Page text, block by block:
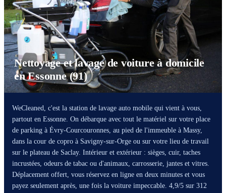
Nettoyage et lavage de voiture à domicile
en Essonne (91)
WeCleaned, c'est la station de lavage auto mobile qui vient à vous,
partout en Essonne. On débarque avec tout le matériel sur votre place
de parking à Évry-Courcouronnes, au pied de l'immeuble à Massy,
dans la cour de copro à Savigny-sur-Orge ou sur votre lieu de travail
sur le plateau de Saclay. Intérieur et extérieur : sièges, cuir, taches
incrustées, odeurs de tabac ou d'animaux, carrosserie, jantes et vitres.
Déplacement offert, vous réservez en ligne en deux minutes et vous
payez seulement après, une fois la voiture impeccable. 4,9/5 sur 312